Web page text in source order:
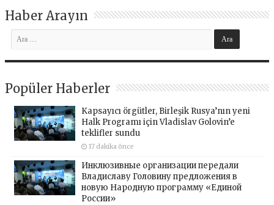
Haber Arayın
Popüler Haberler
Kapsayıcı örgütler, Birleşik Rusya’nın yeni
Halk Programı için Vladislav Golovin’e
teklifler sundu
17 dakika önce
Инклюзивные организации передали
Владиславу Головину предложения в
новую Народную программу «Единой
России»